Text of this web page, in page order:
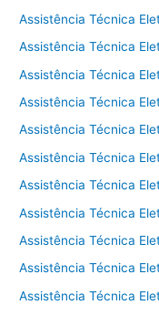
Assistência Técnica
Assistência Técnica
Assistência Técnica
Assistência Técnica
Assistência Técnica
Assistência Técnica
Assistência Técnica
Assistência Técnica
Assistência Técnica
Assistência Técnica
Assistência Técnica